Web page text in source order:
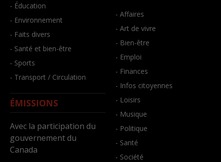
- Éducation
- Environnement
- Faits divers
- Santé et bien-être
- Sports
- Transport / Circulation
ÉMISSIONS
Avec la participation du
gouvernement du
Canada
- Affaires
- Art de vivre
- Bien-être
- Emploi
- Finances
- Infos citoyennes
- Loisirs
- Musique
- Politique
- Santé
- Société